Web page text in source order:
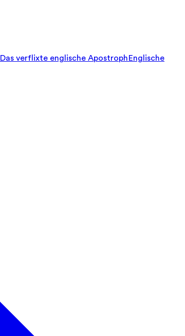
verflixte englische ApostrophEnglische